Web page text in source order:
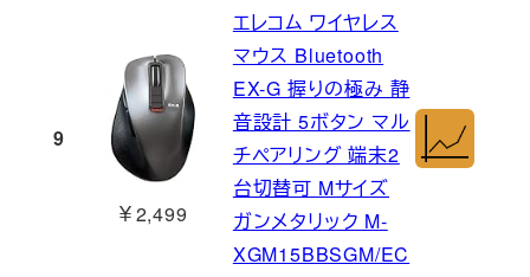
9
￥2,499
エレコム ワイヤレス
マウス Bluetooth
EX-G 握りの極み 静
音設計 5ボタン マル
チペアリング 端末2
台切替可 Mサイズ
ガンメタリック M-
XGM15BBSGM/EC